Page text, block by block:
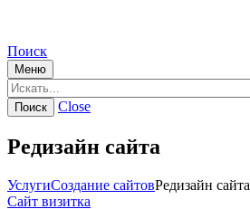
Поиск
Меню
Close
Редизайн сайта
УслугиСоздание сайтовРедизайн сайта
Сайт визитка